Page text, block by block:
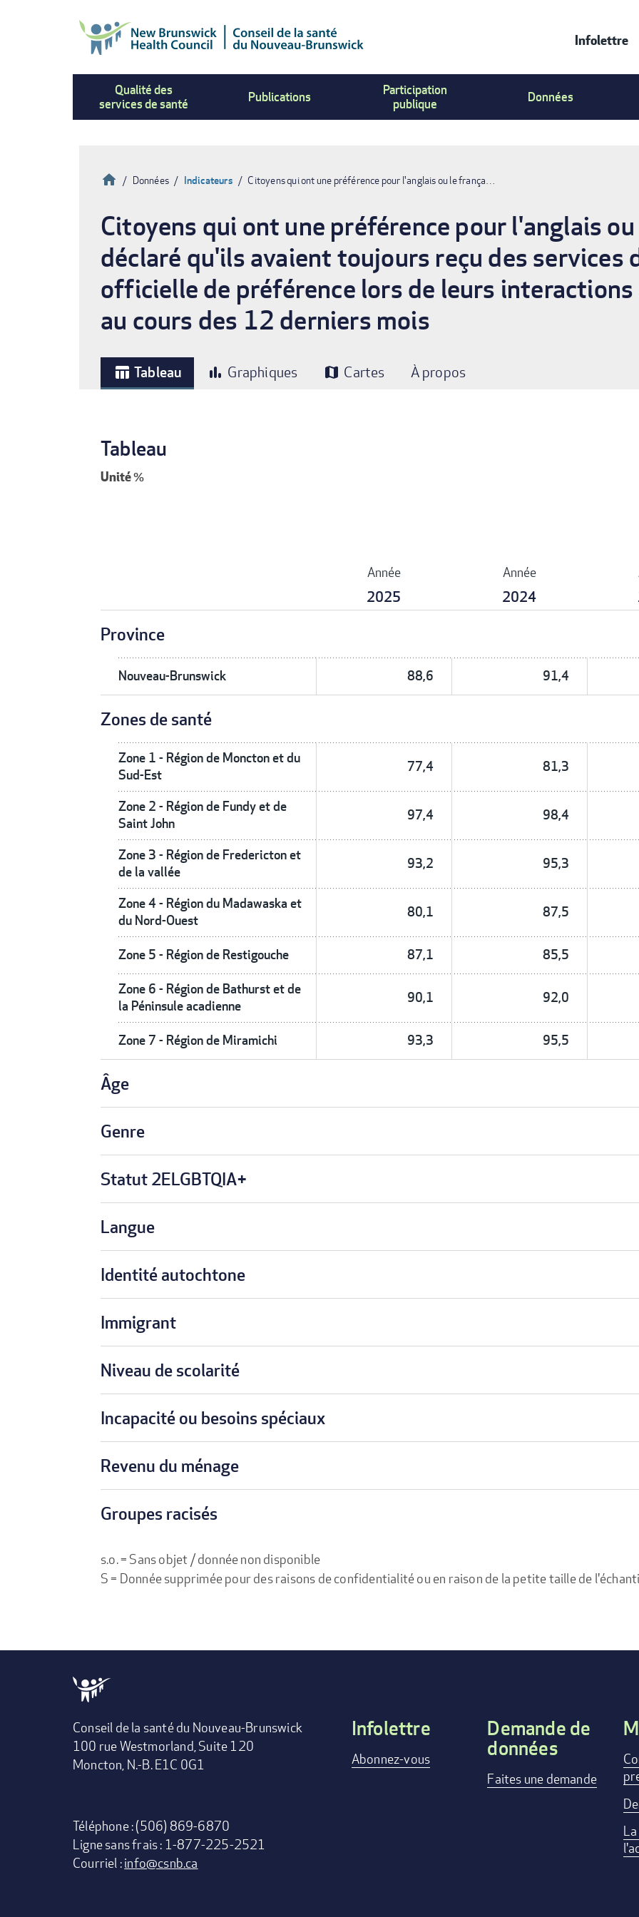
Menu
Infolettre
Qualité des
services de santé
Publications
Participation
publique
Données
Fil
d'Ariane
Accueil
Données Indicateurs Citoyens qui ont une préférence pour l'anglais ou le frança…
Citoyens qui ont une préférence pour l'anglais
déclaré qu'ils avaient toujours reçu des services
officielle de préférence lors de leurs interactions
au cours des 12 derniers mois
table_chart Tableau bar_chart Graphiques map Cartes À propos
Tableau
Unité%
Année
2025
Année
2024
Province
Nouveau-Brunswick 88,6 91,4
Zones de santé
Zone 1 - Région de Moncton et du
Sud-Est
77,4 81,3
Zone 2 - Région de Fundy et de
Saint John
97,4 98,4
Zone 3 - Région de Fredericton et
de la vallée
93,2 95,3
Zone 4 - Région du Madawaska et
du Nord-Ouest
80,1 87,5
Zone 5 - Région de Restigouche 87,1 85,5
Zone 6 - Région de Bathurst et de
la Péninsule acadienne
90,1 92,0
Zone 7 - Région de Miramichi 93,3 95,5
Âge
Genre
Statut 2ELGBTQIA+
Langue
Identité autochtone
Immigrant
Niveau de scolarité
Incapacité ou besoins spéciaux
Revenu du ménage
Groupes racisés
s.o. = Sans objet / donnée non disponible
S = Donnée supprimée pour des raisons de confidentialité ou en raison de la petite taille de
Conseil de la santé du Nouveau-Brunswick
100 rue Westmorland, Suite 120
Moncton, N.-B. E1C 0G1
Téléphone : (506) 869-6870
Ligne sans frais : 1-877-225-2521
Courriel :info@csnb.ca
Footer
Infolettre
Abonnez-vous
Demande de
données
Faites une demande